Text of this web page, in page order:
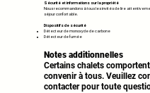
Sécurité et informations sur la propriété
Nous recommandons à tous les invités de lire
séjour confortable.
Dispositifs de sécurité
Détecteur de monoxyde de carbone
Détecteur de fumée
Notes additionnelles
Certains chalets
convenir à tous. Veuillez
contacter pour toute